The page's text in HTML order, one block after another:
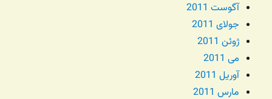
آگوست 2011
جولای 2011
ژوئن 2011
می 2011
آوریل 2011
مارس 2011